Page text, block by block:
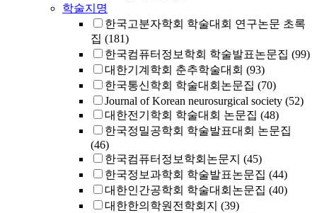
학술지명
한국고분자학회 학술대회 연구논문 초록
집 (181)
한국컴퓨터정보학회 학술발표논문집 (99)
대한기계학회 춘추학술대회 (93)
한국통신학회 학술대회논문집 (70)
Journal of Korean neurosurgical society (52)
대한전기학회 학술대회 논문집 (48)
한국정밀공학회 학술발표대회 논문집
(46)
한국컴퓨터정보학회논문지 (45)
한국정보과학회 학술발표논문집 (44)
대한인간공학회 학술대회논문집 (40)
대한한의학원전학회지 (39)